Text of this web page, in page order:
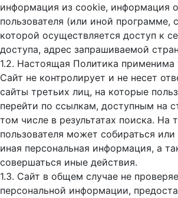
информация из cookie, информация
пользователя (или иной
которой осуществляется доступ к
доступа, адрес запрашиваемой
1.2. Настоящая Политика применима
Сайт не контролирует и не несет
сайты третьих лиц, на которые
перейти по ссылкам, доступным на
том числе в результатах поиска. На
пользователя может собираться или
иная персональная информация, а
совершаться иные действия.
1.3. Сайт в общем случае не
персональной информации,